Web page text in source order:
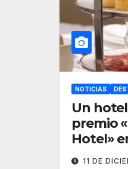
NOTICIAS
Un
premio
Hotel»
11 DE